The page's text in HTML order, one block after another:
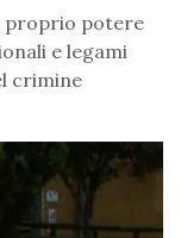
proprio potere
e legami
crimine